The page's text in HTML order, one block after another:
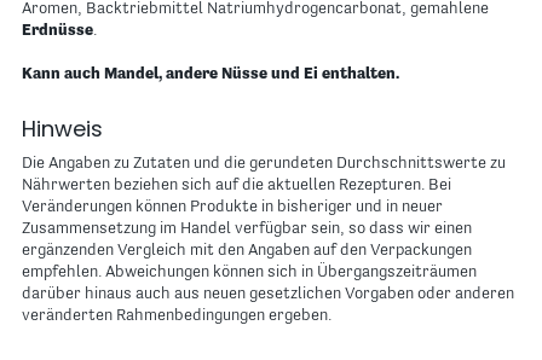
Aromen, Backtriebmittel Natriumhydrogencarbonat, gemahlene
Erdnüsse.
Kann auch Mandel, andere Nüsse und Ei enthalten.
Hinweis
Die Angaben zu Zutaten und die gerundeten Durchschnittswerte zu
Nährwerten beziehen sich auf die aktuellen Rezepturen. Bei
Veränderungen können Produkte in bisheriger und in neuer
Zusammensetzung im Handel verfügbar sein, so dass wir einen
ergänzenden Vergleich mit den Angaben auf den Verpackungen
empfehlen. Abweichungen können sich in Übergangszeiträumen
darüber hinaus auch aus neuen gesetzlichen Vorgaben oder anderen
veränderten Rahmenbedingungen ergeben.